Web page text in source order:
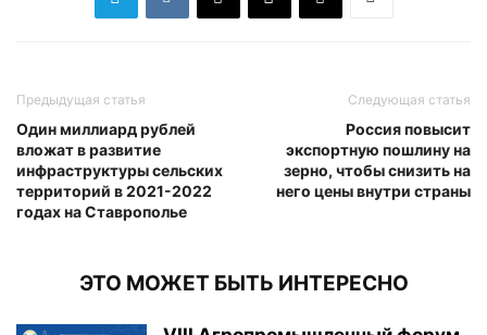
Предыдущая статья
Один миллиард рублей
вложат в развитие
инфраструктуры сельских
территорий в 2021-2022
годах на Ставрополье
Следующая статья
Россия повысит
экспортную пошлину на
зерно, чтобы снизить на
него цены внутри страны
ЭТО МОЖЕТ БЫТЬ ИНТЕРЕСНО